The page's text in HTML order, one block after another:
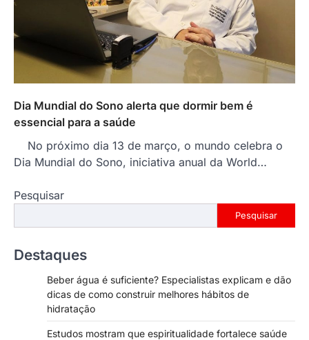
Dia Mundial do Sono alerta que dormir bem é
essencial para a saúde
No próximo dia 13 de março, o mundo celebra o
Dia Mundial do Sono, iniciativa anual da World…
Pesquisar
Pesquisar
Destaques
Beber água é suficiente? Especialistas explicam e dão
dicas de como construir melhores hábitos de
hidratação
Estudos mostram que espiritualidade fortalece saúde